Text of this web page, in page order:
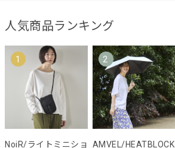
人気商品ランキング
1
NoiR/ライトミニショ
2
AMVEL/HEATBLOCK